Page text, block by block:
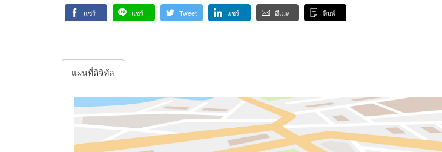
แชร์ แชร์ Tweet แชร์ อีเมล พิมพ์
แผนที่ดิจิทัล